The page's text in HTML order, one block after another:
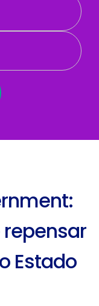
repensar
Estado